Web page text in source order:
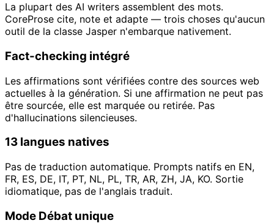
La plupart des AI writers assemblent des mots.
CoreProse cite, note et adapte — trois choses qu'aucun
outil de la classe Jasper n'embarque nativement.
Fact-checking intégré
Les affirmations sont vérifiées contre des sources web
actuelles à la génération. Si une affirmation ne peut pas
être sourcée, elle est marquée ou retirée. Pas
d'hallucinations silencieuses.
13 langues natives
Pas de traduction automatique. Prompts natifs en EN,
FR, ES, DE, IT, PT, NL, PL, TR, AR, ZH, JA, KO. Sortie
idiomatique, pas de l'anglais traduit.
Mode Débat unique